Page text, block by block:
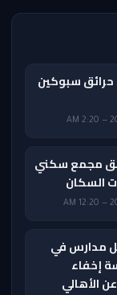
حرائق سبوكين
مجمع سكني
السكان
مدارس في
إخفاء
الأهالي